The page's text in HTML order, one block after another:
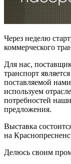
Через неделю
коммерческого
Для нас,
транспорт
поставляемой
используем
потребностей
предложения.
Выставка
на
Делюсь своим